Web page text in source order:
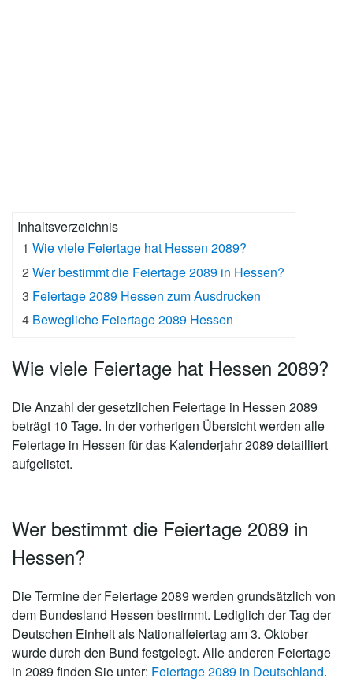
Inhaltsverzeichnis
1 Wie viele Feiertage hat Hessen 2089?
2 Wer bestimmt die Feiertage 2089 in Hessen?
3 Feiertage 2089 Hessen zum Ausdrucken
4 Bewegliche Feiertage 2089 Hessen
Wie viele Feiertage hat Hessen 2089?
Die Anzahl der gesetzlichen Feiertage in Hessen 2089
beträgt 10 Tage. In der vorherigen Übersicht werden alle
Feiertage in Hessen für das Kalenderjahr 2089 detailliert
aufgelistet.
Wer bestimmt die Feiertage 2089 in
Hessen?
Die Termine der Feiertage 2089 werden grundsätzlich von
dem Bundesland Hessen bestimmt. Lediglich der Tag der
Deutschen Einheit als Nationalfeiertag am 3. Oktober
wurde durch den Bund festgelegt. Alle anderen Feiertage
in 2089 finden Sie unter: Feiertage 2089 in Deutschland.